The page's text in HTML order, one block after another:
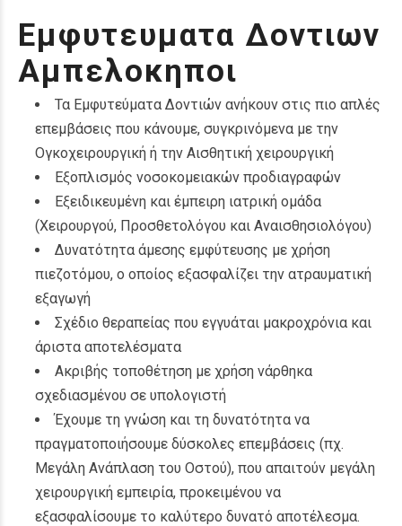
Εμφυτευματα Δοντιων
Αμπελοκηποι
Τα Εμφυτεύματα Δοντιών ανήκουν στις πιο απλές
επεμβάσεις που κάνουμε, συγκρινόμενα με την
Ογκοχειρουργική ή την Αισθητική χειρουργική
Εξοπλισμός νοσοκομειακών προδιαγραφών
Εξειδικευμένη και έμπειρη ιατρική ομάδα
(Χειρουργού, Προσθετολόγου και Αναισθησιολόγου)
Δυνατότητα άμεσης εμφύτευσης με χρήση
πιεζοτόμου, ο οποίος εξασφαλίζει την ατραυματική
εξαγωγή
Σχέδιο θεραπείας που εγγυάται μακροχρόνια και
άριστα αποτελέσματα
Ακριβής τοποθέτηση με χρήση νάρθηκα
σχεδιασμένου σε υπολογιστή
Έχουμε τη γνώση και τη δυνατότητα να
πραγματοποιήσουμε δύσκολες επεμβάσεις (πχ.
Μεγάλη Ανάπλαση του Οστού), που απαιτούν μεγάλη
χειρουργική εμπειρία, προκειμένου να
εξασφαλίσουμε το καλύτερο δυνατό αποτέλεσμα.